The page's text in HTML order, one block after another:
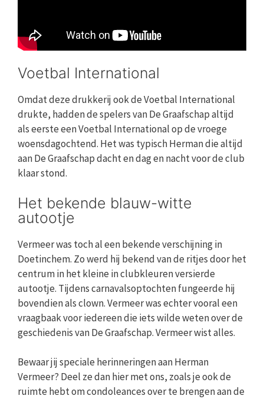
Voetbal International
Omdat deze drukkerij ook de Voetbal International
drukte, hadden de spelers van De Graafschap altijd
als eerste een Voetbal International op de vroege
woensdagochtend. Het was typisch Herman die altijd
aan De Graafschap dacht en dag en nacht voor de club
klaar stond.
Het bekende blauw-witte
autootje
Vermeer was toch al een bekende verschijning in
Doetinchem. Zo werd hij bekend van de ritjes door het
centrum in het kleine in clubkleuren versierde
autootje. Tijdens carnavalsoptochten fungeerde hij
bovendien als clown. Vermeer was echter vooral een
vraagbaak voor iedereen die iets wilde weten over de
geschiedenis van De Graafschap. Vermeer wist alles.
Bewaar jij speciale herinneringen aan Herman
Vermeer? Deel ze dan hier met ons, zoals je ook de
ruimte hebt om condoleances over te brengen aan de